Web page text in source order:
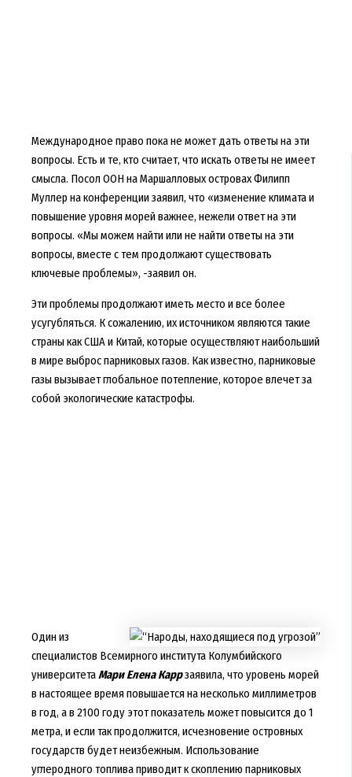
Международное право пока не может дать ответы на эти
вопросы. Есть и те, кто считает, что искать ответы не имеет
смысла. Посол ООН на Маршалловых островах Филипп
Муллер на конференции заявил, что «изменение климата и
повышение уровня морей важнее, нежели ответ на эти
вопросы. «Мы можем найти или не найти ответы на эти
вопросы, вместе с тем продолжают существовать
ключевые проблемы», -заявил он.
Эти проблемы продолжают иметь место и все более
усугубляться. К сожалению, их источником являются такие
страны как США и Китай, которые осуществляют наибольший
в мире выброс парниковых газов. Как известно, парниковые
газы вызывает глобальное потепление, которое влечет за
собой экологические катастрофы.
Один из
специалистов Всемирного института Колумбийского
университетаМари Елена Каррзаявила, что уровень морей
в настоящее время повышается на несколько миллиметров
в год, а в 2100 году этот показатель может повысится до 1
метра, и если так продолжится, исчезновение островных
государств будет неизбежным. Использование
углеродного топлива приводит к скоплению парниковых